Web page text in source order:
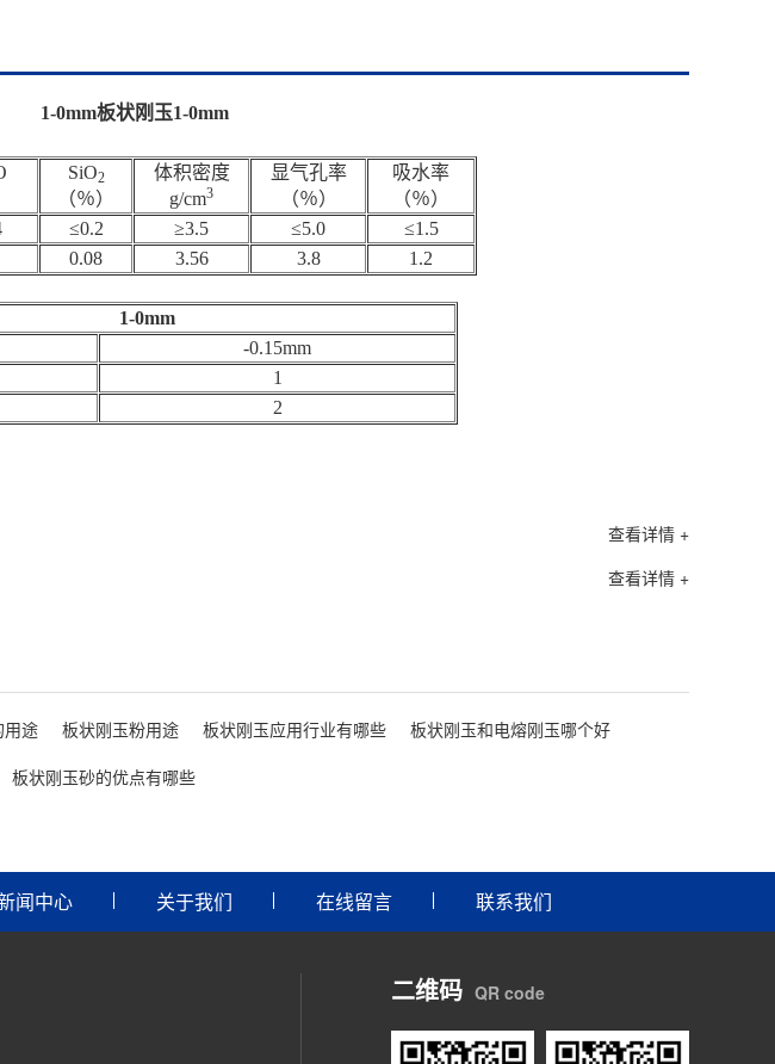
1-0mm板状刚玉1-0mm
SiO2
（％）
体积密度
g/cm3
显气孔率
（％）
吸水率
（％）
≤0.2 ≥3.5 ≤5.0
≤1.5
0.08 3.56 3.8
1.2
1-0mm
-0.15mm
1
2
查看详情 +
查看详情 +
用途 板状刚玉粉用途 板状刚玉应用行业有哪些
板状刚玉和电熔刚玉哪个好
板状刚玉砂的优点有哪些
闻中心 关于我们 在线留言 联系我们
二维码 QR code